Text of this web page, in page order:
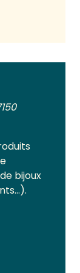
bijoux